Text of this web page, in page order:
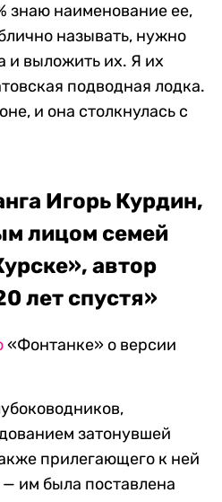
знаю наименование ее,
называть, нужно
и выложить их. Я их
подводная лодка.
и она столкнулась с
Игорь Курдин,
лицом семей
автор
лет спустя»
«Фонтанке» о версии
затонувшей
прилегающего к ней
им была поставлена